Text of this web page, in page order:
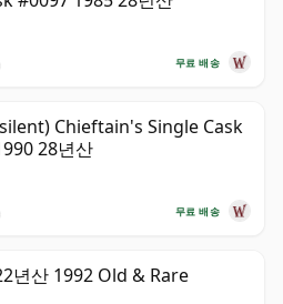
무료 배송
Chieftain's Single Cask
28년산
무료 배송
년산 1992 Old & Rare